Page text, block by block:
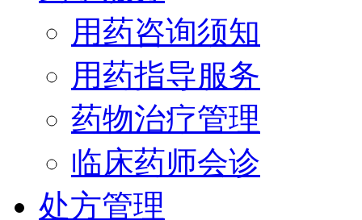
用药咨询须知
用药指导服务
药物治疗管理
临床药师会诊
处方管理